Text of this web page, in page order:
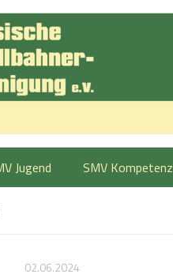
Jugend SMV Kompetenz
02.06.2024